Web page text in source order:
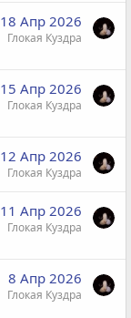
18 Апр 2026
Глокая Куздра
15 Апр 2026
Глокая Куздра
12 Апр 2026
Глокая Куздра
11 Апр 2026
Глокая Куздра
8 Апр 2026
Глокая Куздра